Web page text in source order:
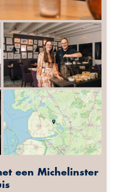
een Michelinster